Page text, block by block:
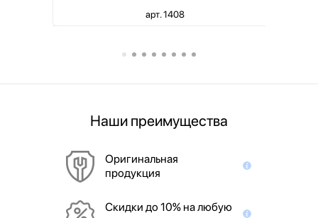
арт. 1408
Наши преимущества
Оригинальная
продукция
Скидки до 10% на любую